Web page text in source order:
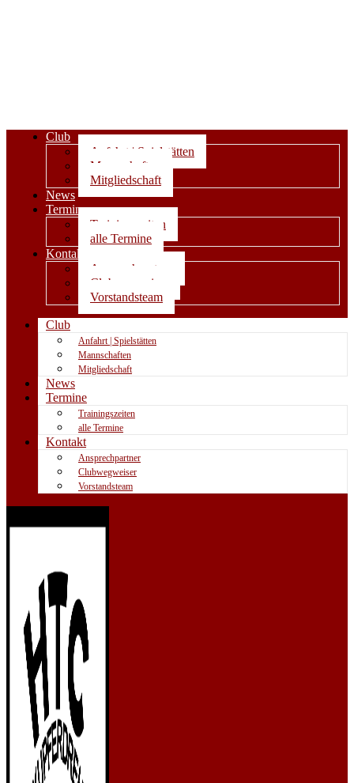
Club
Anfahrt | Spielstätten
Mannschaften
Mitgliedschaft
News
Termine
Trainingszeiten
alle Termine
Kontakt
Ansprechpartner
Clubwegweiser
Vorstandsteam
Club
Anfahrt | Spielstätten
Mannschaften
Mitgliedschaft
News
Termine
Trainingszeiten
alle Termine
Kontakt
Ansprechpartner
Clubwegweiser
Vorstandsteam